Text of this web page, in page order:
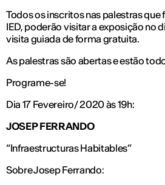
Todos os inscritos nas palestras que
IED, poderão visitar a exposição no
visita guiada de forma gratuita.
As palestras são abertas e estão
Programe-se!
Dia 17 Fevereiro/ 2020 às 19h:
JOSEP FERRANDO
“Infraestructuras Habitables”
Sobre Josep Ferrando: